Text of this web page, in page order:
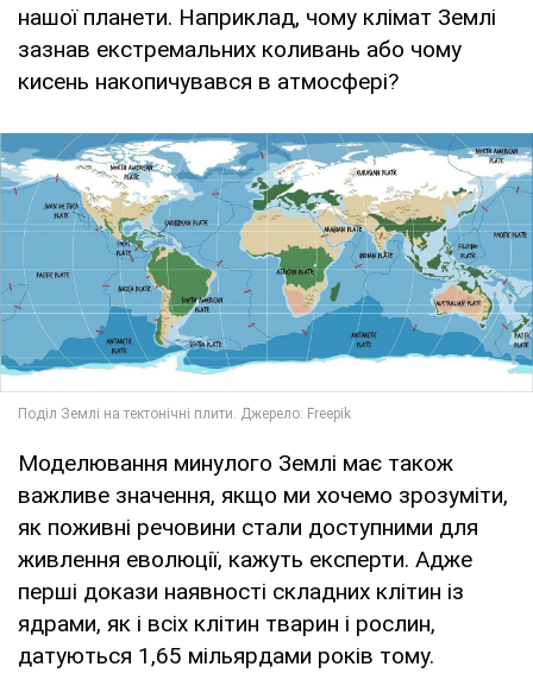
нашої планети. Наприклад, чому клімат Землі
зазнав екстремальних коливань або чому
кисень накопичувався в атмосфері?
Моделювання минулого Землі має також
важливе значення, якщо ми хочемо зрозуміти,
як поживні речовини стали доступними для
живлення еволюції, кажуть експерти. Адже
перші докази наявності складних клітин із
ядрами, як і всіх клітин тварин і рослин,
датуються 1,65 мільярдами років тому.